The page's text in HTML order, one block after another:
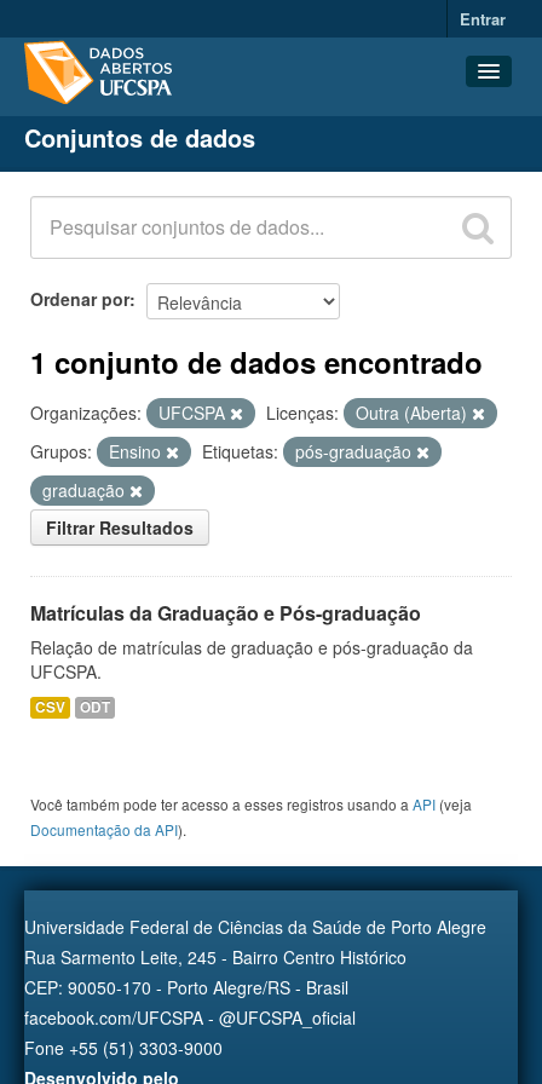
Entrar
Conjuntos de dados
Organizações
Grupos
Sobre
Conjuntos de dados
Ordenar por
1 conjunto de dados encontrado
Organizações: UFCSPA Licenças:
Outra (Aberta)
Grupos:
Ensino Etiquetas:
pós-graduação
graduação
Filtrar Resultados
Matrículas da Graduação e Pós-graduação
Relação de matrículas de graduação e pós-graduação da
UFCSPA.
CSV ODT
Você também pode ter acesso a esses registros usando a API (veja
Documentação da API).
Universidade Federal de Ciências da Saúde de Porto Alegre
Rua Sarmento Leite, 245 - Bairro Centro Histórico
CEP: 90050-170 - Porto Alegre/RS - Brasil
facebook.com/UFCSPA - @UFCSPA_oficial
Fone +55 (51) 3303-9000
Desenvolvido pelo